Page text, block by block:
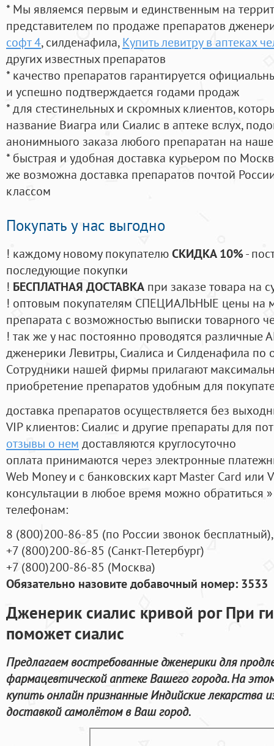
* Мы являемся первым и единственным на
представителем по продаже препаратов
софт 4, силденафила, Купить левитру в аптеках
других известных препаратов
* качество препаратов гарантируется
и успешно подтверждается годами продаж
* для стестинельных и скромных клиентов,
название Виагра или Сиалис в аптеке вслух,
анонимныого заказа любого препаратан на
* быстрая и удобная доставка курьером по
же возможна доставка препаратов почтой
классом
Покупать у нас выгодно
! каждому новому покупателюСКИДКА 10%-
последующие покупки
! БЕСПЛАТНАЯ ДОСТАВКА при заказе товара на
! оптовым покупателям СПЕЦИАЛЬНЫЕ цены на
препарата с возможностью выписки товарного
! так же у нас постоянно проводятся
дженерики Левитры, Сиалиса и Силденафила по
Cотрудники нашей фирмы прилагают
приобретение препаратов удобным для
доставка препаратов осуществляется без
VIP клиентов: Сиалис и другие препараты для
отзывы о нем доставляются круглосуточно
оплата принимаются через электронные
Web Money и с банковских карт Master Card или
консультации в любое время можно обратиться
телефонам:
8 (800)200-86-85 (по России звонок бесплатный),
+7 (800)200-86-85 (Санкт-Петербург)
+7 (800)200-86-85 (Москва)
Обязательно назовите добавочный номер: 3533
Дженерик сиалис кривой рог При
поможет сиалис
Предлагаем востребованные дженерики для
фармацевтической аптеке Вашего города. На
купить онлайн признанные Индийские лекарства
доставкой самолётом в Ваш город.